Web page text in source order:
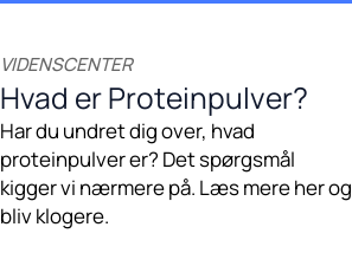
VIDENSCENTER
Hvad er Proteinpulver?
Har du undret dig over, hvad
proteinpulver er? Det spørgsmål
kigger vi nærmere på. Læs mere her og
bliv klogere.